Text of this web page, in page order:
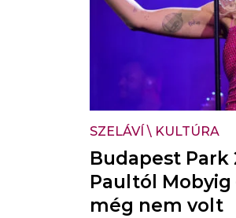
SZELÁVÍ \ KULTÚRA
Budapest Park
Paultól
még nem volt